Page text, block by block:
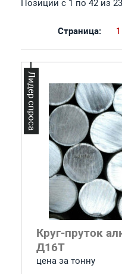
Позиции с 1 по 42 из
Страница: 1
Круг-пруток
Д16Т
цена за тонну
Лидер спроса